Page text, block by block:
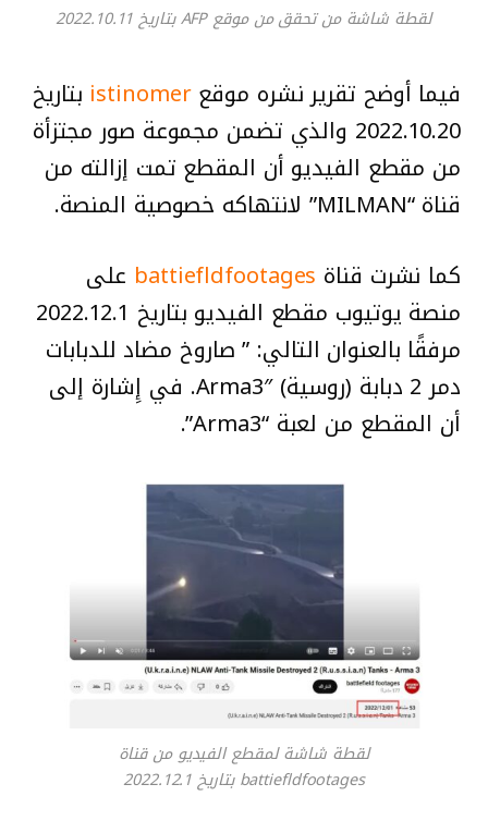
لقطة شاشة من تحقق من موقع AFP بتاريخ 2022.10.11
فيما أوضح تقرير نشره موقعistinomer بتاريخ
2022.10.20 والذي تضمن مجموعة صور مجتزأة
من مقطع الفيديو أن المقطع تمت إزالته من
قناة “MILMAN” لانتهاكه خصوصية المنصة.
كما نشرت قناة battiefldfootages على
منصة يوتيوب مقطع الفيديو بتاريخ 2022.12.1
مرفقًا بالعنوان التالي: ” صاروخ مضاد للدبابات
دمر 2 دبابة (روسية) Arma3″. في إِشارة إلى
أن المقطع من لعبة “Arma3”.
لقطة شاشة لمقطع الفيديو من قناة
battiefldfootages بتاريخ 2022.12.1